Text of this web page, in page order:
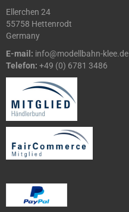
Ellerchen 24
55758 Hettenrodt
Germany
E-mail: info@modellbahn-klee.de
Telefon: +49 (0) 6781 3486